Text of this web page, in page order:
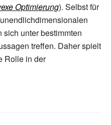
Optimierung). Selbst für
unter bestimmten
treffen. Daher spielt
Rolle in der